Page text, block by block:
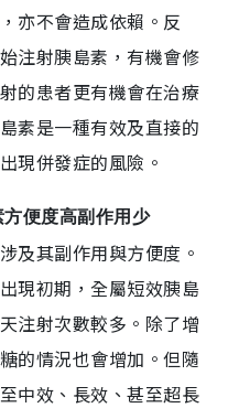
亦不會造成依賴。反
注射胰島素，有機會修
的患者更有機會在治療
素是一種有效及直接的
現併發症的風險。
便度高副作用少
及其副作用與方便度。
現初期，全屬短效胰島
注射次數較多。除了增
的情況也會增加。但隨
中效、長效、甚至超長